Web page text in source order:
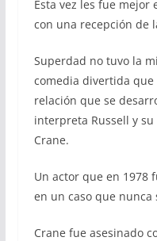
Esta vez les fue mejor
con una recepción de
Superdad no tuvo la
comedia divertida
relación que se
interpreta Russell y
Crane.
Un actor que en 1978
en un caso que nunca
Crane fue asesinado